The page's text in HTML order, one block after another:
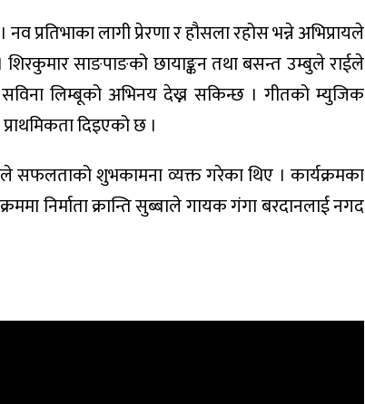
प्रतिभाका लागी प्रेरणा र हौसला रहोस भन्ने अभिप्रायले
साङपाङको छायाङ्कन तथा बसन्त उम्बुले राईले
सविना लिम्बूको अभिनय देख्न सकिन्छ । गीतको म्युजिक
दिइएको छ ।
सफलताको शुभकामना व्यक्त गरेका थिए । कार्यक्रमका
निर्माता क्रान्ति सुब्बाले गायक गंगा बरदानलाई नगद